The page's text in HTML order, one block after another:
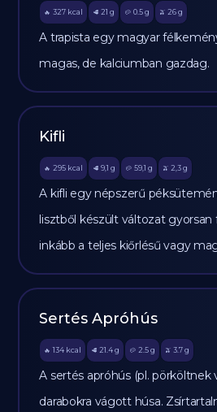
🔥 327 kcal 🥩 21 g 🥔 0.5g 🫒 26 g
A trapista egy magyar
magas, de kalciumban gazdag.
Kifli
🔥 295 kcal 🥩 9,1 g 🥔 59,1 g 🫒 2,3 g
A kifli egy népszerű
lisztből készült változat gyorsan
inkább a teljes kiőrlésű vagy
Sertés Apróhús
🔥 134 kcal 🥩 21.4 g 🥔 2.5g 🫒 3.7 g
A sertés apróhús (pl. pörköltnek
darabokra vágott húsa.